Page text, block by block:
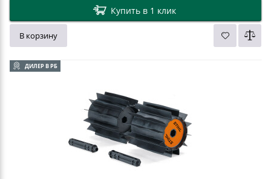
Купить в 1 клик
В корзину
ДИЛЕР В РБ